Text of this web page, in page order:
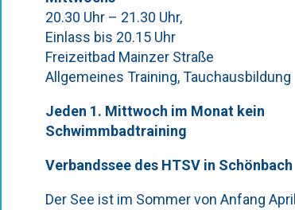
20.30 Uhr – 21.30 Uhr,
Einlass bis 20.15 Uhr
Freizeitbad Mainzer Straße
Allgemeines Training, Tauchausbildung
Jeden 1. Mittwoch im Monat kein
Schwimmbadtraining
Verbandssee des HTSV in Schönbach
Der See ist im Sommer von Anfang April